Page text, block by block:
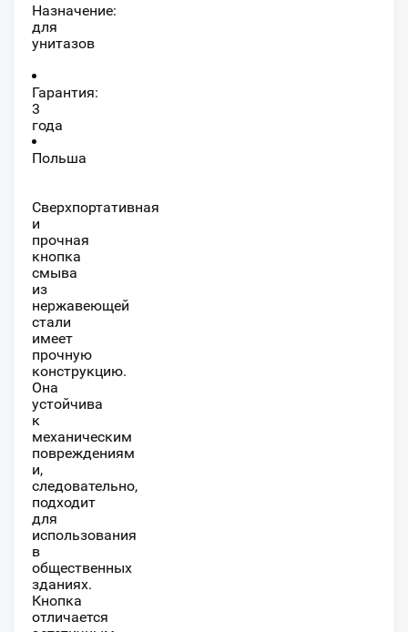
Назначение:
для
унитазов
Гарантия:
3
года
Польша
Сверхпортативная
и
прочная
кнопка
смыва
из
нержавеющей
стали
имеет
прочную
конструкцию.
Она
устойчива
к
механическим
повреждениям
и,
следовательно,
подходит
для
использования
в
общественных
зданиях.
Кнопка
отличается